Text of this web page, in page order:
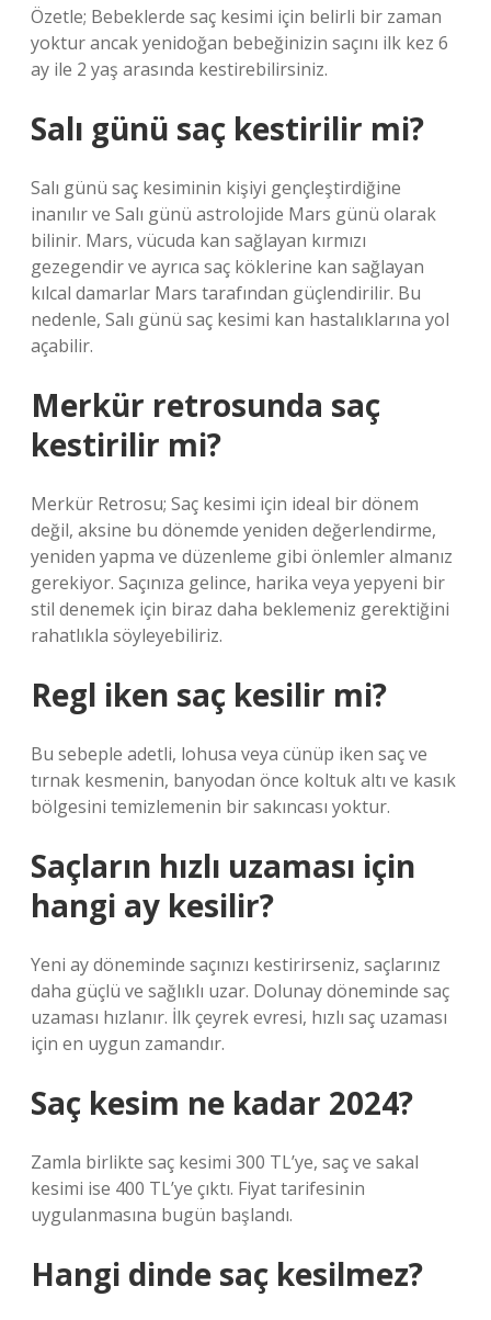
Özetle; Bebeklerde saç kesimi için belirli bir zaman
yoktur ancak yenidoğan bebeğinizin saçını ilk kez 6
ay ile 2 yaş arasında kestirebilirsiniz.
Salı günü saç kestirilir mi?
Salı günü saç kesiminin kişiyi gençleştirdiğine
inanılır ve Salı günü astrolojide Mars günü olarak
bilinir. Mars, vücuda kan sağlayan kırmızı
gezegendir ve ayrıca saç köklerine kan sağlayan
kılcal damarlar Mars tarafından güçlendirilir. Bu
nedenle, Salı günü saç kesimi kan hastalıklarına yol
açabilir.
Merkür retrosunda saç
kestirilir mi?
Merkür Retrosu; Saç kesimi için ideal bir dönem
değil, aksine bu dönemde yeniden değerlendirme,
yeniden yapma ve düzenleme gibi önlemler almanız
gerekiyor. Saçınıza gelince, harika veya yepyeni bir
stil denemek için biraz daha beklemeniz gerektiğini
rahatlıkla söyleyebiliriz.
Regl iken saç kesilir mi?
Bu sebeple adetli, lohusa veya cünüp iken saç ve
tırnak kesmenin, banyodan önce koltuk altı ve kasık
bölgesini temizlemenin bir sakıncası yoktur.
Saçların hızlı uzaması için
hangi ay kesilir?
Yeni ay döneminde saçınızı kestirirseniz, saçlarınız
daha güçlü ve sağlıklı uzar. Dolunay döneminde saç
uzaması hızlanır. İlk çeyrek evresi, hızlı saç uzaması
için en uygun zamandır.
Saç kesim ne kadar 2024?
Zamla birlikte saç kesimi 300 TL’ye, saç ve sakal
kesimi ise 400 TL’ye çıktı. Fiyat tarifesinin
uygulanmasına bugün başlandı.
Hangi dinde saç kesilmez?